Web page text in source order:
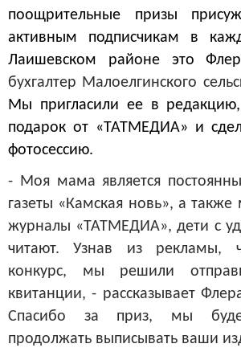
поощрительные призы
активным подписчикам в
Лаишевском районе это
бухгалтер Малоелгинского
Мы пригласили ее в
подарок от «ТАТМЕДИА» и
фотосессию.
- Моя мама является
газеты «Камская новь», а
журналы «ТАТМЕДИА», дети с
читают. Узнав из рекламы,
конкурс, мы решили
квитанции, - рассказывает
Спасибо за приз, мы
продолжать выписывать ваши